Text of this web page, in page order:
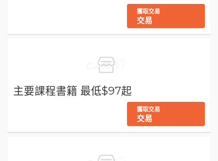
獲取交易
交易
主要課程書籍 最低$97起
獲取交易
交易